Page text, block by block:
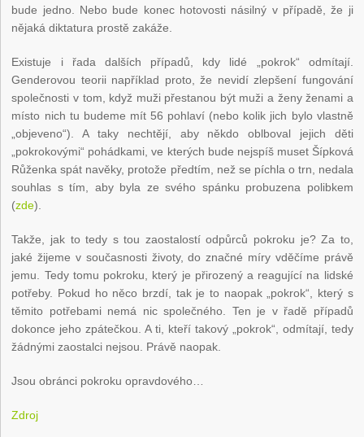
bude jedno. Nebo bude konec hotovosti násilný v případě, že ji
nějaká diktatura prostě zakáže.
Existuje i řada dalších případů, kdy lidé „pokrok“ odmítají.
Genderovou teorii například proto, že nevidí zlepšení fungování
společnosti v tom, když muži přestanou být muži a ženy ženami a
místo nich tu budeme mít 56 pohlaví (nebo kolik jich bylo vlastně
„objeveno“). A taky nechtějí, aby někdo oblboval jejich děti
„pokrokovými“ pohádkami, ve kterých bude nejspíš muset Šípková
Růženka spát navěky, protože předtím, než se píchla o trn, nedala
souhlas s tím, aby byla ze svého spánku probuzena polibkem
(zde).
Takže, jak to tedy s tou zaostalostí odpůrců pokroku je? Za to,
jaké žijeme v současnosti životy, do značné míry vděčíme právě
jemu. Tedy tomu pokroku, který je přirozený a reagující na lidské
potřeby. Pokud ho něco brzdí, tak je to naopak „pokrok“, který s
těmito potřebami nemá nic společného. Ten je v řadě případů
dokonce jeho zpátečkou. A ti, kteří takový „pokrok“, odmítají, tedy
žádnými zaostalci nejsou. Právě naopak.
Jsou obránci pokroku opravdového…
Zdroj